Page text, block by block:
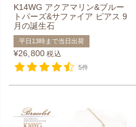
K14WG アクアマリン&ブルー
トパーズ&サファイア ピアス 9
月の誕生石
平日13時まで当日出荷
¥26,800 税込
5件